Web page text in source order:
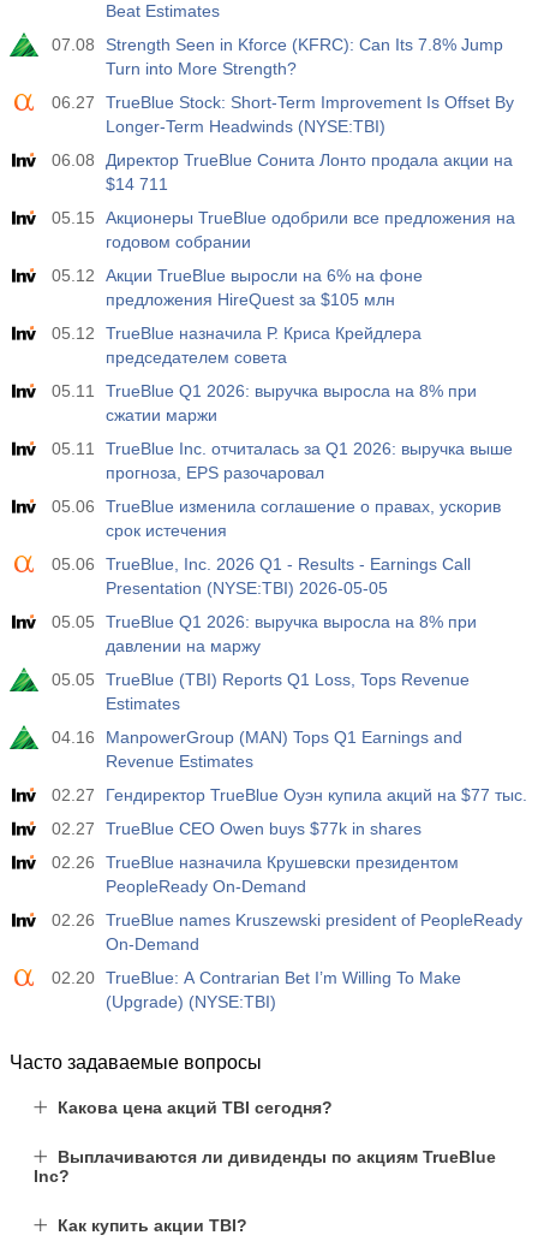
Beat Estimates
07.08
Strength Seen in Kforce (KFRC): Can Its 7.8% Jump
Turn into More Strength?
06.27
TrueBlue Stock: Short-Term Improvement Is Offset By
Longer-Term Headwinds (NYSE:TBI)
06.08
Директор TrueBlue Сонита Лонто продала акции на
$14 711
05.15
Акционеры TrueBlue одобрили все предложения на
годовом собрании
05.12
Акции TrueBlue выросли на 6% на фоне
предложения HireQuest за $105 млн
05.12
TrueBlue назначила Р. Криса Крейдлера
председателем совета
05.11
TrueBlue Q1 2026: выручка выросла на 8% при
сжатии маржи
05.11
TrueBlue Inc. отчиталась за Q1 2026: выручка выше
прогноза, EPS разочаровал
05.06
TrueBlue изменила соглашение о правах, ускорив
срок истечения
05.06
TrueBlue, Inc. 2026 Q1 - Results - Earnings Call
Presentation (NYSE:TBI) 2026-05-05
05.05
TrueBlue Q1 2026: выручка выросла на 8% при
давлении на маржу
05.05
TrueBlue (TBI) Reports Q1 Loss, Tops Revenue
Estimates
04.16
ManpowerGroup (MAN) Tops Q1 Earnings and
Revenue Estimates
02.27
Гендиректор TrueBlue Оуэн купила акций на $77 тыс.
02.27
TrueBlue CEO Owen buys $77k in shares
02.26
TrueBlue назначила Крушевски президентом
PeopleReady On-Demand
02.26
TrueBlue names Kruszewski president of PeopleReady
On-Demand
02.20 TrueBlue: A Contrarian Bet I’m Willing To Make
(Upgrade) (NYSE:TBI)
Часто задаваемые вопросы
Какова цена акций TBI сегодня?
Выплачиваются ли дивиденды по акциям TrueBlue
Inc?
Как купить акции TBI?